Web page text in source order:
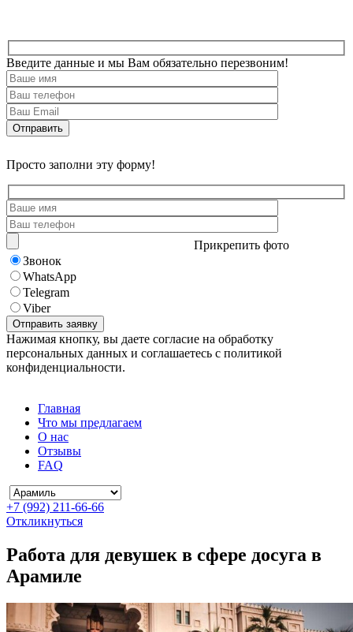
Введите данные и мы Вам обязательно перезвоним!
Просто заполни эту форму!
Прикрепить фото
Звонок
WhatsApp
Telegram
Viber
Нажимая кнопку, вы даете согласие на обработку
персональных данных и соглашаетесь с политикой
конфиденциальности.
Главная
Что мы предлагаем
О нас
Отзывы
FAQ
+7 (992) 211-66-66
Откликнуться
Работа для девушек в сфере досуга в
Арамиле